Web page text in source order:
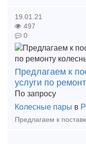
19.01.21
497
0
Предлагаем к
услуги по
По запросу
Колесные пары в